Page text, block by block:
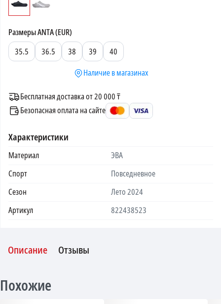
РазмерыANTA (EUR)
35.5
36.5 38 39
40
Наличие в магазинах
Бесплатная доставка от 20 000 ₸
Безопасная оплата на сайте
Характеристики
Материал
ЭВА
Спорт
Повседневное
Сезон
Лето 2024
Артикул
822438523
Описание Отзывы
Похожие